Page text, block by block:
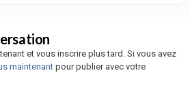
et vous inscrire plus tard. Si vous avez
maintenantpour publier avec votre